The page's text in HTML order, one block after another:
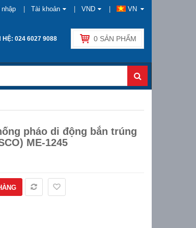
VN
VND
Tài khoản
HỆ: 024 6027 9088 0 SẢN PHẨM
pháo di động bắn trúng
ME-1245